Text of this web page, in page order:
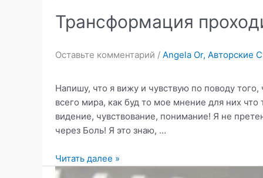
Трансформация
Оставьте комментарий / Angela Or, Авторские
Напишу, что я вижу и чувствую по поводу
всего мира, как буд то мое мнение для них
видение, чувствование, понимание! Я не
через Боль! Я это знаю, …
Трансформация
Читать далее »